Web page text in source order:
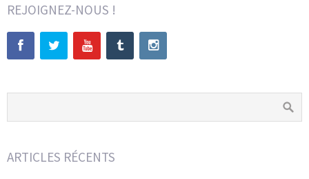
REJOIGNEZ-NOUS !
ARTICLES RÉCENTS